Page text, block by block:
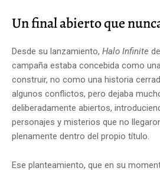
Un final abierto que
Desde su lanzamiento, Halo Infinite
campaña estaba concebida como
construir, no como una historia
algunos conflictos, pero dejaba
deliberadamente abiertos,
personajes y misterios que no
plenamente dentro del propio título.
Ese planteamiento, que en su